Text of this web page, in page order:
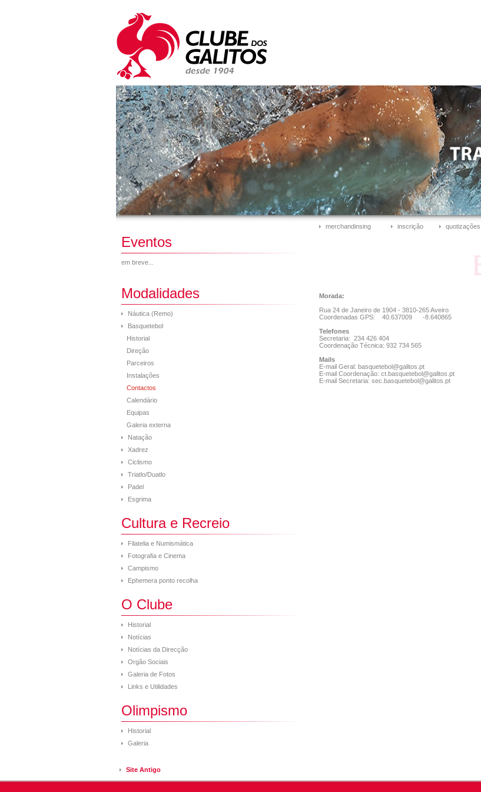
Eventos
em breve...
Modalidades
Náutica (Remo)
Basquetebol
Historial
Direção
Parceiros
Instalações
Contactos
Calendário
Equipas
Galeria externa
Natação
Xadrez
Ciclismo
Triatlo/Duatlo
Padel
Esgrima
Cultura e Recreio
Filatelia e Numismática
Fotografia e Cinema
Campismo
Ephemera ponto recolha
O Clube
Historial
Notícias
Notícias da Direcção
Orgão Sociais
Galeria de Fotos
Links e Utilidades
Olimpismo
Historial
Galeria
Site Antigo
merchandinsing inscrição quotizações
Morada:
Rua 24 de Janeiro de 1904 - 3810-265 Aveiro
Coordenadas GPS: 40.637009 -8.640865
Telefones
Secretaria: 234 426 404
Coordenação Técnica: 932 734 565
Mails
E-mail Geral: basquetebol@galitos.pt
E-mail Coordenação: ct.basquetebol@galitos.pt
E-mail Secretaria: sec.basquetebol@galitos.pt